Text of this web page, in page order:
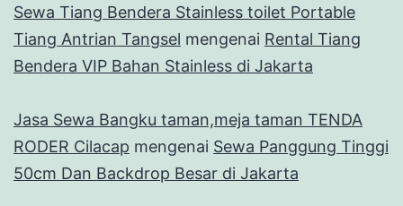
Sewa Tiang Bendera Stainless toilet Portable
Tiang Antrian Tangsel mengenai Rental Tiang
Bendera VIP Bahan Stainless di Jakarta
Jasa Sewa Bangku taman,meja taman TENDA
RODER Cilacap mengenai Sewa Panggung Tinggi
50cm Dan Backdrop Besar di Jakarta